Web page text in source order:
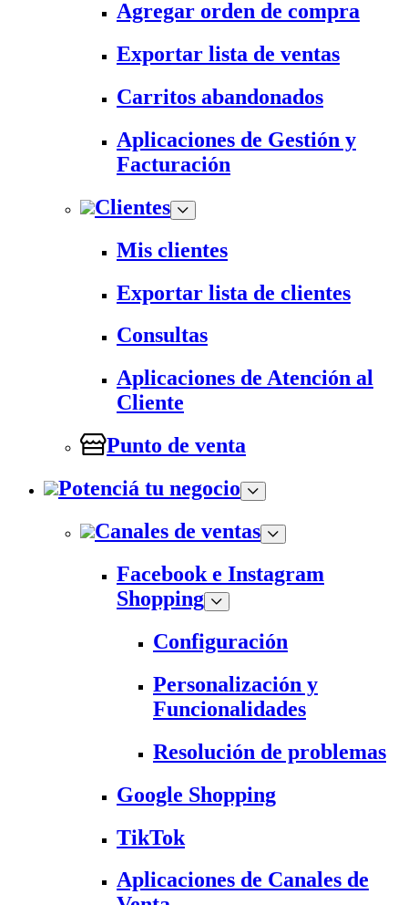
Agregar orden de compra
Exportar lista de ventas
Carritos abandonados
Aplicaciones de Gestión y
Facturación
Clientes
Mis clientes
Exportar lista de clientes
Consultas
Aplicaciones de Atención al
Cliente
Punto de venta
Potenciá tu negocio
Canales de ventas
Facebook e Instagram
Shopping
Configuración
Personalización y
Funcionalidades
Resolución de problemas
Google Shopping
TikTok
Aplicaciones de Canales de